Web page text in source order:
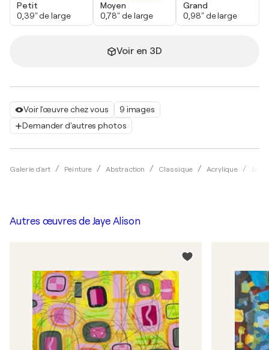
Voir l'œuvre chez vous
9 images
Demander d'autres photos
Galerie d'art Peinture Abstraction Classique Acrylique Jaye
Petit
0,39" de large
Moyen
0,78" de large
Grand
0,98" de large
Voir en 3D
Autres œuvres de Jaye Alison